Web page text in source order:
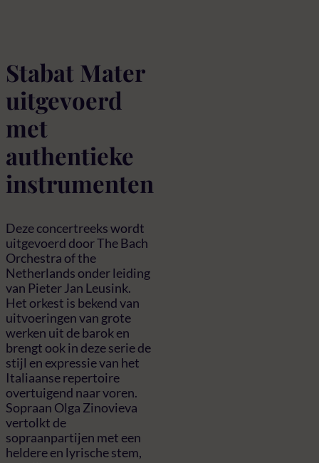
Stabat Mater
uitgevoerd
met
authentieke
instrumenten
Deze concertreeks wordt
uitgevoerd door The Bach
Orchestra of the
Netherlands onder leiding
van Pieter Jan Leusink.
Het orkest is bekend van
uitvoeringen van grote
werken uit de barok en
brengt ook in deze serie de
stijl en expressie van het
Italiaanse repertoire
overtuigend naar voren.
Sopraan Olga Zinovieva
vertolkt de
sopraanpartijen met een
heldere en lyrische stem,